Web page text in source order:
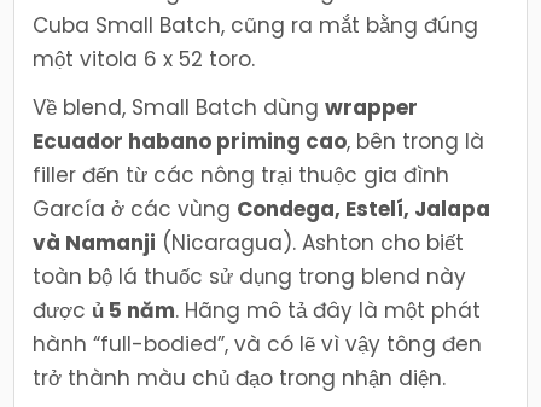
Cuba Small Batch, cũng ra mắt bằng đúng
một vitola 6 x 52 toro.
Về blend, Small Batch dùngwrapper
Ecuador habano priming cao, bên trong là
filler đến từ các nông trại thuộc gia đình
García ở các vùng Condega, Estelí, Jalapa
và Namanji (Nicaragua). Ashton cho biết
toàn bộ lá thuốc sử dụng trong blend này
được ủ 5 năm. Hãng mô tả đây là một phát
hành “full-bodied”, và có lẽ vì vậy tông đen
trở thành màu chủ đạo trong nhận diện.